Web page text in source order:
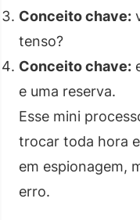
Conceito chave:
tenso?
Conceito chave:
e uma reserva.
Esse mini
trocar toda hora
em espionagem,
erro.